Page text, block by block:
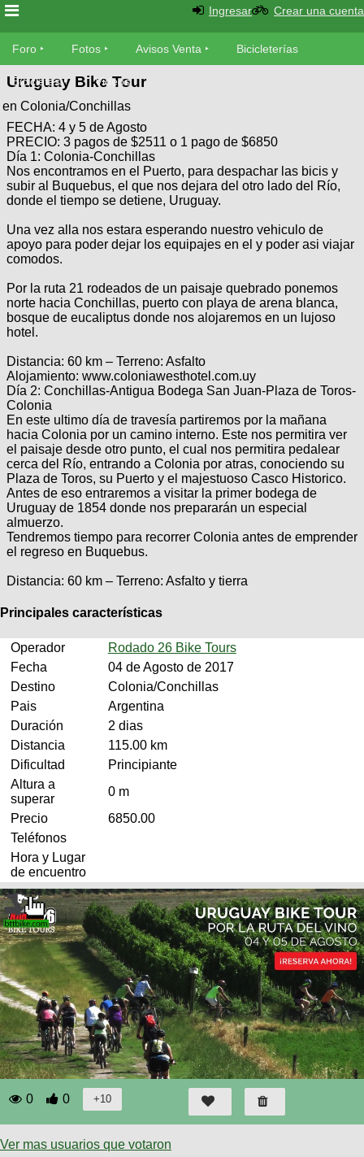
Foro
Foro
Técnica
Mecánica
Fotos
SUBÍ
tu
foto
XC
Viajes
Descenso
BMX
Ruta,
triatlon
De
todo
Retro
Enduro
Ranking
del
Fotos
mas
votadas
Avisos
Ventas
SUBÍ
aviso
Ultimos
Fotos
Categorias
COMPRO
CANJE
Mi
Reputación
Mis
Compras
Mis
Ventas
Bicicleterías
Bicicletas
Bicicletas
Tandem
Técnica
Mecánica
Robadas
Noticias
Calendario
Cicloturismo
Salidas
Operadores
de
cicloturismo
Relatos
de
viajes
Foro
de
viajes
Usuarios
Últimos
Buscar
Mis
Amigos
Actividad
de
Amigos
Ingresar Crear una cuenta
Foro Fotos Avisos Venta Bicicleterías
Bicicletas Videos
Uruguay Bike Tour
en Colonia/Conchillas
FECHA: 4 y 5 de Agosto
PRECIO: 3 pagos de $2511 o 1 pago de $6850
Día 1: Colonia-Conchillas
Nos encontramos en el Puerto, para despachar las bicis y
subir al Buquebus, el que nos dejara del otro lado del Río,
donde el tiempo se detiene, Uruguay.
Una vez alla nos estara esperando nuestro vehiculo de
apoyo para poder dejar los equipajes en el y poder asi viajar
comodos.
Por la ruta 21 rodeados de un paisaje quebrado ponemos
norte hacia Conchillas, puerto con playa de arena blanca,
bosque de eucaliptus donde nos alojaremos en un lujoso
hotel.
Distancia: 60 km – Terreno: Asfalto
Alojamiento: www.coloniawesthotel.com.uy
Día 2: Conchillas-Antigua Bodega San Juan-Plaza de Toros-
Colonia
En este ultimo día de travesía partiremos por la mañana
hacia Colonia por un camino interno. Este nos permitira ver
el paisaje desde otro punto, el cual nos permitira pedalear
cerca del Río, entrando a Colonia por atras, conociendo su
Plaza de Toros, su Puerto y el majestuoso Casco Historico.
Antes de eso entraremos a visitar la primer bodega de
Uruguay de 1854 donde nos prepararán un especial
almuerzo.
Tendremos tiempo para recorrer Colonia antes de emprender
el regreso en Buquebus.
Distancia: 60 km – Terreno: Asfalto y tierra
Principales características
Operador
Rodado 26 Bike Tours
Fecha
04 de Agosto de 2017
Destino
Colonia/Conchillas
Pais
Argentina
Duración
2 dias
Distancia
115.00 km
Dificultad
Principiante
Altura a
superar
0 m
Precio
6850.00
Teléfonos
Hora y Lugar
de encuentro
0 0
Ver mas usuarios que votaron